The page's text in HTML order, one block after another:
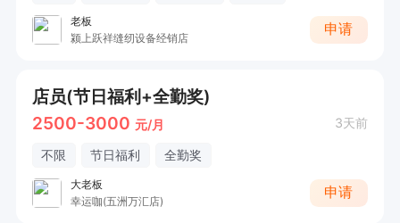
老板
颍上跃祥缝纫设备经销店
申请
店员(节日福利+全勤奖)
2500-3000 元/月 3天前
不限 节日福利 全勤奖
大老板
幸运咖(五洲万汇店)
申请